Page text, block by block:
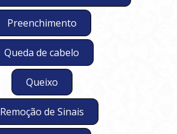
Preenchimento
Queda de cabelo
Queixo
Remoção de Sinais